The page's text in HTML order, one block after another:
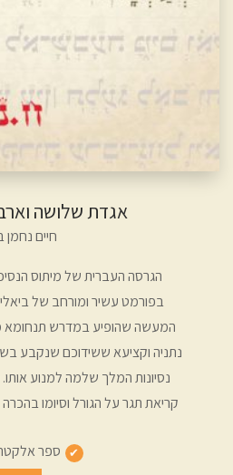
אגדת שלושה
חיים נחמן
הגרסה העברית של מיתוס
בפורמט עשיר ומורחב של
המעשה שהופיע במדרש תנחומא
נתניה וקציעא ששידוכם שנקבע
נסיונות המלך שלמה למנוע
קריאת תגר על הגורל וסיומו
ספר